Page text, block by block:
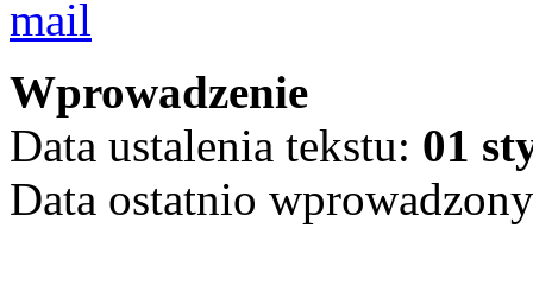
Wprowadzenie
Data ustalenia tekstu: 01
Data ostatnio